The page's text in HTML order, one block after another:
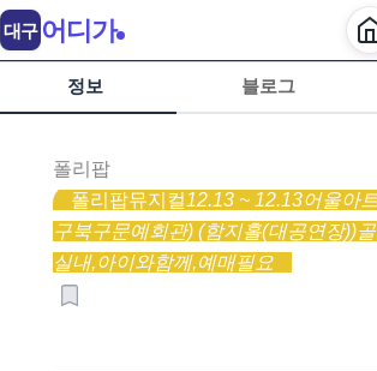
정보 블로그
폴리팝
폴리팝뮤지컬12.13 ~ 12.13어울아
구북구문예회관) (함지홀(대공연장))
실내,아이와함께,예매필요
대구 어디가